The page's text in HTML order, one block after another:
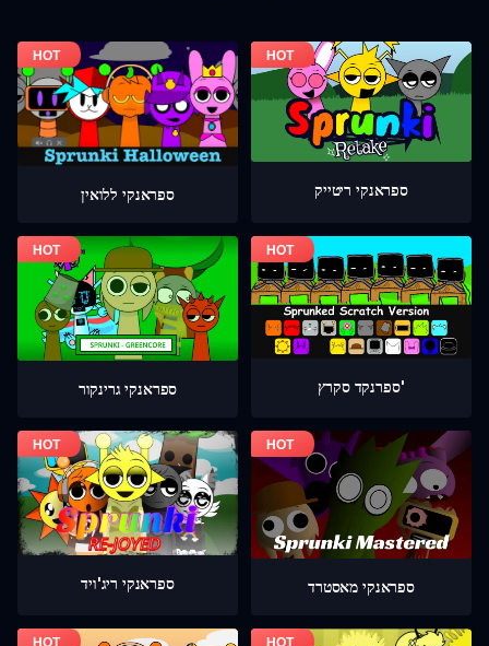
ספראנקי ללואין ספראנקי ריטייק
ספראנקי גרינקור ספרנקד סקרץ'
ספראנקי ריג'ויד ספראנקי מאסטרד